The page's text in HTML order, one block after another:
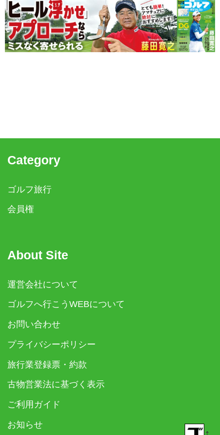
Category
ゴルフ旅行
会員権
About Site
運営会社について
ゴルフへ行こうWEBについて
お問い合わせ
プライバシーポリシー
旅行業登録票・約款
古物営業法に基づく表示
ご利用ガイド
お知らせ